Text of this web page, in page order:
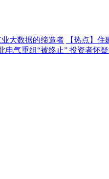
大数据的缔造者 【热点】 住
电气重组“被终止” 投资者怀